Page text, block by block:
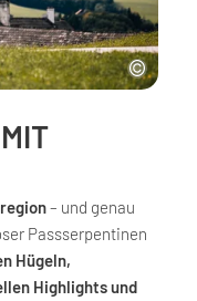
– und genau
Passserpentinen
Hügeln,
Highlights und